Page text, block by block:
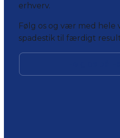
erhverv.
Følg os og vær med hele
spadestik til færdigt